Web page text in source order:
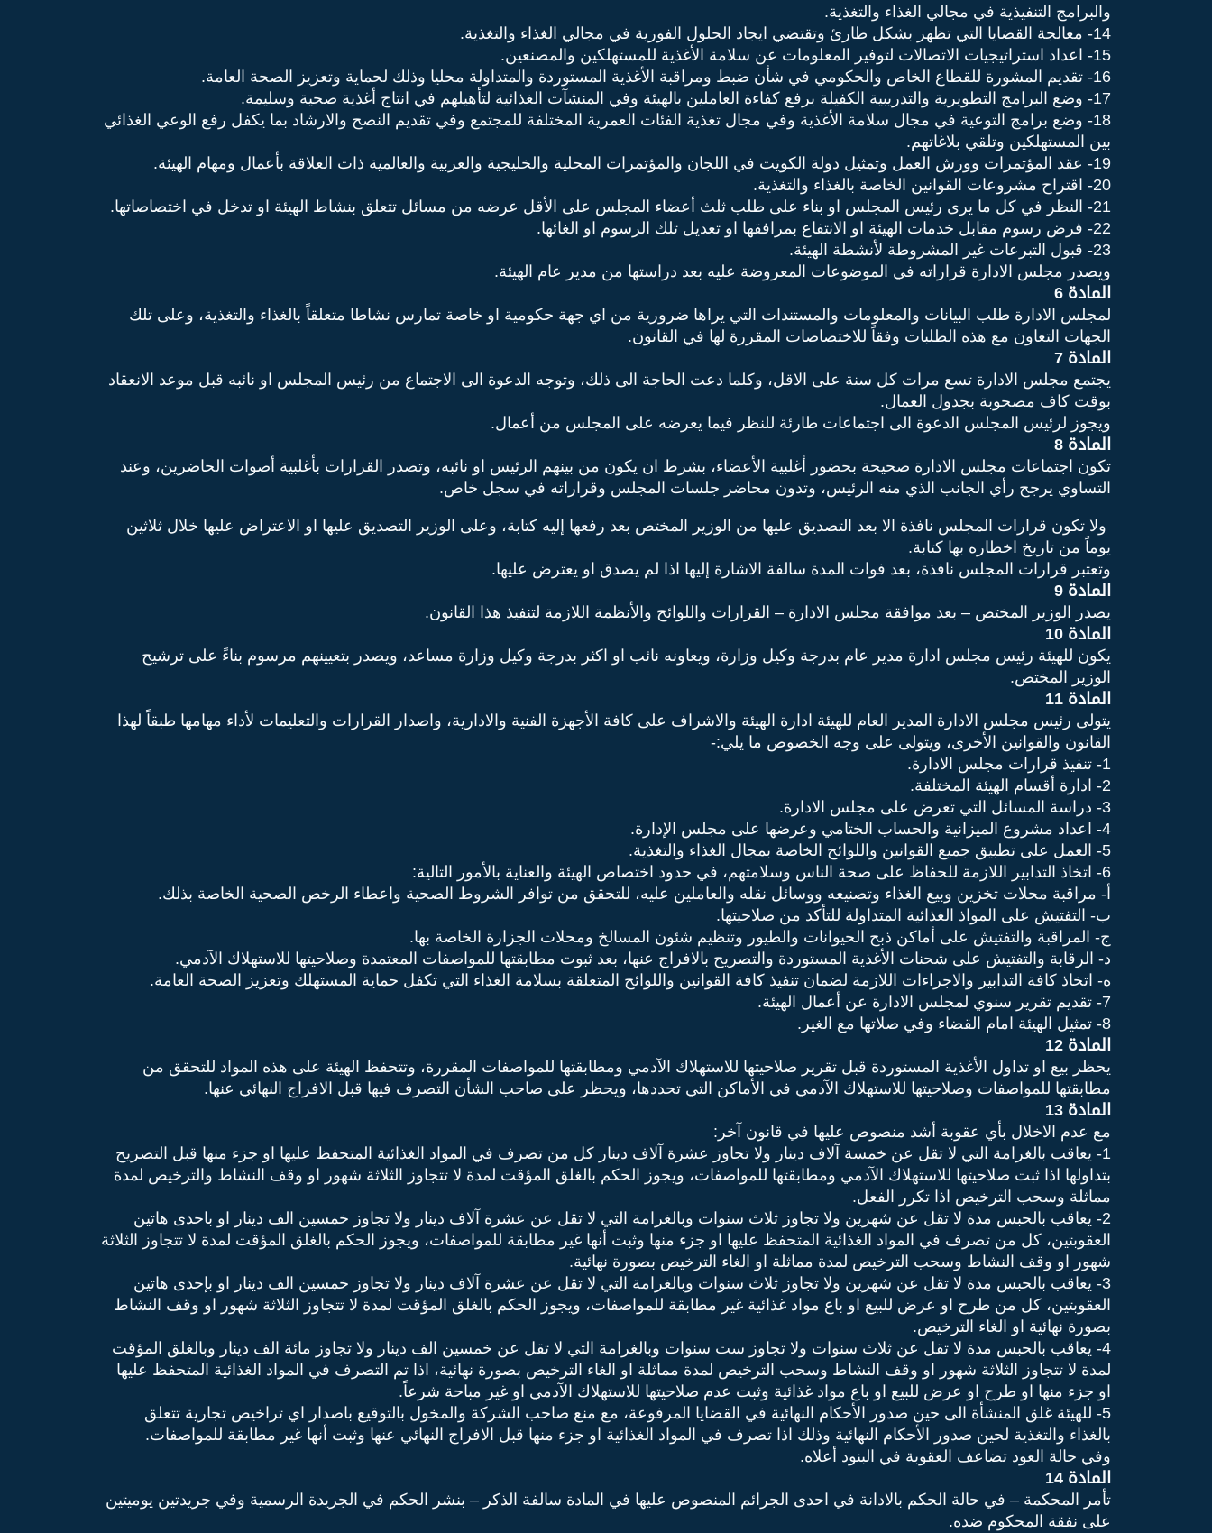
والبرامج التنفيذية في مجالي الغذاء والتغذية.
14- معالجة القضايا التي تظهر بشكل طارئ وتقتضي ايجاد الحلول الفورية في مجالي الغذاء والتغذية.
15- اعداد استراتيجيات الاتصالات لتوفير المعلومات عن سلامة الأغذية للمستهلكين والمصنعين.
16- تقديم المشورة للقطاع الخاص والحكومي في شأن ضبط ومراقبة الأغذية المستوردة والمتداولة محليا وذلك لحماية وتعزيز الصحة العامة.
17- وضع البرامج التطويرية والتدريبية الكفيلة برفع كفاءة العاملين بالهيئة وفي المنشآت الغذائية لتأهيلهم في انتاج أغذية صحية وسليمة.
18- وضع برامج التوعية في مجال سلامة الأغذية وفي مجال تغذية الفئات العمرية المختلفة للمجتمع وفي تقديم النصح والارشاد بما يكفل رفع الوعي الغذائي
بين المستهلكين وتلقي بلاغاتهم.
19- عقد المؤتمرات وورش العمل وتمثيل دولة الكويت في اللجان والمؤتمرات المحلية والخليجية والعربية والعالمية ذات العلاقة بأعمال ومهام الهيئة.
20- اقتراح مشروعات القوانين الخاصة بالغذاء والتغذية.
21- النظر في كل ما يرى رئيس المجلس او بناء على طلب ثلث أعضاء المجلس على الأقل عرضه من مسائل تتعلق بنشاط الهيئة او تدخل في اختصاصاتها.
22- فرض رسوم مقابل خدمات الهيئة او الانتفاع بمرافقها او تعديل تلك الرسوم او الغائها.
23- قبول التبرعات غير المشروطة لأنشطة الهيئة.
ويصدر مجلس الادارة قراراته في الموضوعات المعروضة عليه بعد دراستها من مدير عام الهيئة.
المادة 6
لمجلس الادارة طلب البيانات والمعلومات والمستندات التي يراها ضرورية من اي جهة حكومية او خاصة تمارس نشاطا متعلقاً بالغذاء والتغذية، وعلى تلك
الجهات التعاون مع هذه الطلبات وفقاً للاختصاصات المقررة لها في القانون.
المادة 7
يجتمع مجلس الادارة تسع مرات كل سنة على الاقل، وكلما دعت الحاجة الى ذلك، وتوجه الدعوة الى الاجتماع من رئيس المجلس او نائبه قبل موعد الانعقاد
بوقت كاف مصحوبة بجدول العمال.
ويجوز لرئيس المجلس الدعوة الى اجتماعات طارئة للنظر فيما يعرضه على المجلس من أعمال.
المادة 8
تكون اجتماعات مجلس الادارة صحيحة بحضور أغلبية الأعضاء، بشرط ان يكون من بينهم الرئيس او نائبه، وتصدر القرارات بأغلبية أصوات الحاضرين، وعند
التساوي يرجح رأي الجانب الذي منه الرئيس، وتدون محاضر جلسات المجلس وقراراته في سجل خاص.
ولا تكون قرارات المجلس نافذة الا بعد التصديق عليها من الوزير المختص بعد رفعها إليه كتابة، وعلى الوزير التصديق عليها او الاعتراض عليها خلال ثلاثين
يوماً من تاريخ اخطاره بها كتابة.
وتعتبر قرارات المجلس نافذة، بعد فوات المدة سالفة الاشارة إليها اذا لم يصدق او يعترض عليها.
المادة 9
يصدر الوزير المختص – بعد موافقة مجلس الادارة – القرارات واللوائح والأنظمة اللازمة لتنفيذ هذا القانون.
المادة 10
يكون للهيئة رئيس مجلس ادارة مدير عام بدرجة وكيل وزارة، ويعاونه نائب او اكثر بدرجة وكيل وزارة مساعد، ويصدر بتعيينهم مرسوم بناءً على ترشيح
الوزير المختص.
المادة 11
يتولى رئيس مجلس الادارة المدير العام للهيئة ادارة الهيئة والاشراف على كافة الأجهزة الفنية والادارية، واصدار القرارات والتعليمات لأداء مهامها طبقاً لهذا
القانون والقوانين الأخرى، ويتولى على وجه الخصوص ما يلي:-
1- تنفيذ قرارات مجلس الادارة.
2- ادارة أقسام الهيئة المختلفة.
3- دراسة المسائل التي تعرض على مجلس الادارة.
4- اعداد مشروع الميزانية والحساب الختامي وعرضها على مجلس الإدارة.
5- العمل على تطبيق جميع القوانين واللوائح الخاصة بمجال الغذاء والتغذية.
6- اتخاذ التدابير اللازمة للحفاظ على صحة الناس وسلامتهم، في حدود اختصاص الهيئة والعناية بالأمور التالية:
أ- مراقبة محلات تخزين وبيع الغذاء وتصنيعه ووسائل نقله والعاملين عليه، للتحقق من توافر الشروط الصحية واعطاء الرخص الصحية الخاصة بذلك.
ب- التفتيش على المواذ الغذائية المتداولة للتأكد من صلاحيتها.
ج- المراقبة والتفتيش على أماكن ذبح الحيوانات والطيور وتنظيم شئون المسالخ ومحلات الجزارة الخاصة بها.
د- الرقابة والتفتيش على شحنات الأغذية المستوردة والتصريح بالافراج عنها، بعد ثبوت مطابقتها للمواصفات المعتمدة وصلاحيتها للاستهلاك الآدمي.
ه- اتخاذ كافة التدابير والاجراءات اللازمة لضمان تنفيذ كافة القوانين واللوائح المتعلقة بسلامة الغذاء التي تكفل حماية المستهلك وتعزيز الصحة العامة.
7- تقديم تقرير سنوي لمجلس الادارة عن أعمال الهيئة.
8- تمثيل الهيئة امام القضاء وفي صلاتها مع الغير.
المادة 12
يحظر بيع او تداول الأغذية المستوردة قبل تقرير صلاحيتها للاستهلاك الآدمي ومطابقتها للمواصفات المقررة، وتتحفظ الهيئة على هذه المواد للتحقق من
مطابقتها للمواصفات وصلاحيتها للاستهلاك الآدمي في الأماكن التي تحددها، ويحظر على صاحب الشأن التصرف فيها قبل الافراج النهائي عنها.
المادة 13
مع عدم الاخلال بأي عقوبة أشد منصوص عليها في قانون آخر:
1- يعاقب بالغرامة التي لا تقل عن خمسة آلاف دينار ولا تجاوز عشرة آلاف دينار كل من تصرف في المواد الغذائية المتحفظ عليها او جزء منها قبل التصريح
بتداولها اذا ثبت صلاحيتها للاستهلاك الآدمي ومطابقتها للمواصفات، ويجوز الحكم بالغلق المؤقت لمدة لا تتجاوز الثلاثة شهور او وقف النشاط والترخيص لمدة
مماثلة وسحب الترخيص اذا تكرر الفعل.
2- يعاقب بالحبس مدة لا تقل عن شهرين ولا تجاوز ثلاث سنوات وبالغرامة التي لا تقل عن عشرة آلاف دينار ولا تجاوز خمسين الف دينار او باحدى هاتين
العقوبتين، كل من تصرف في المواد الغذائية المتحفظ عليها او جزء منها وثبت أنها غير مطابقة للمواصفات، ويجوز الحكم بالغلق المؤقت لمدة لا تتجاوز الثلاثة
شهور او وقف النشاط وسحب الترخيص لمدة مماثلة او الغاء الترخيص بصورة نهائية.
3- يعاقب بالحبس مدة لا تقل عن شهرين ولا تجاوز ثلاث سنوات وبالغرامة التي لا تقل عن عشرة آلاف دينار ولا تجاوز خمسين الف دينار او بإحدى هاتين
العقوبتين، كل من طرح او عرض للبيع او باع مواد غذائية غير مطابقة للمواصفات، ويجوز الحكم بالغلق المؤقت لمدة لا تتجاوز الثلاثة شهور او وقف النشاط
بصورة نهائية او الغاء الترخيص.
4- يعاقب بالحبس مدة لا تقل عن ثلاث سنوات ولا تجاوز ست سنوات وبالغرامة التي لا تقل عن خمسين الف دينار ولا تجاوز مائة الف دينار وبالغلق المؤقت
لمدة لا تتجاوز الثلاثة شهور او وقف النشاط وسحب الترخيص لمدة مماثلة او الغاء الترخيص بصورة نهائية، اذا تم التصرف في المواد الغذائية المتحفظ عليها
او جزء منها او طرح او عرض للبيع او باع مواد غذائية وثبت عدم صلاحيتها للاستهلاك الآدمي او غير مباحة شرعاً.
5- للهيئة غلق المنشأة الى حين صدور الأحكام النهائية في القضايا المرفوعة، مع منع صاحب الشركة والمخول بالتوقيع باصدار اي تراخيص تجارية تتعلق
بالغذاء والتغذية لحين صدور الأحكام النهائية وذلك اذا تصرف في المواد الغذائية او جزء منها قبل الافراج النهائي عنها وثبت أنها غير مطابقة للمواصفات.
وفي حالة العود تضاعف العقوبة في البنود أعلاه.
المادة 14
تأمر المحكمة – في حالة الحكم بالادانة في احدى الجرائم المنصوص عليها في المادة سالفة الذكر – بنشر الحكم في الجريدة الرسمية وفي جريدتين يوميتين
على نفقة المحكوم ضده.